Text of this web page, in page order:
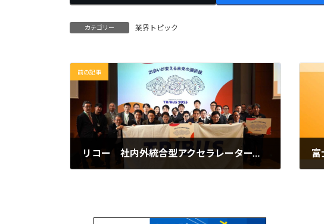
カテゴリー 業界トピック
前の記事
リコー 社内外統合型アクセラレータープログラム「TRIBUS 2025」の成果発表会を開催